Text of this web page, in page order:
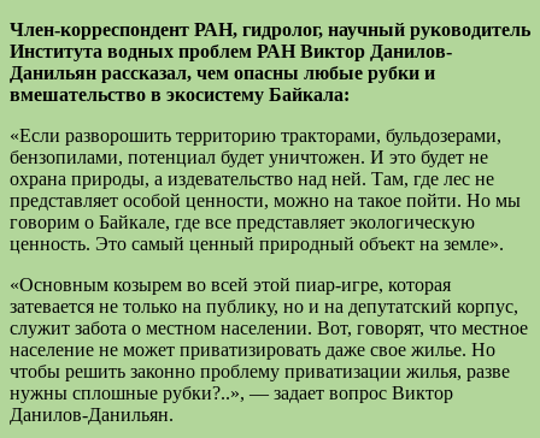
Член-корреспондент РАН, гидролог, научный руководитель
Института водных проблем РАН Виктор Данилов-
Данильян рассказал, чем опасны любые рубки и
вмешательство в экосистему Байкала:
«Если разворошить территорию тракторами, бульдозерами,
бензопилами, потенциал будет уничтожен. И это будет не
охрана природы, а издевательство над ней. Там, где лес не
представляет особой ценности, можно на такое пойти. Но мы
говорим о Байкале, где все представляет экологическую
ценность. Это самый ценный природный объект на земле».
«Основным козырем во всей этой пиар-игре, которая
затевается не только на публику, но и на депутатский корпус,
служит забота о местном населении. Вот, говорят, что местное
население не может приватизировать даже свое жилье. Но
чтобы решить законно проблему приватизации жилья, разве
нужны сплошные рубки?..», — задает вопрос Виктор
Данилов-Данильян.